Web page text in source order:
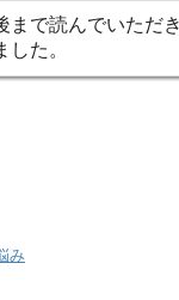
まで読んでいただ
した。
み